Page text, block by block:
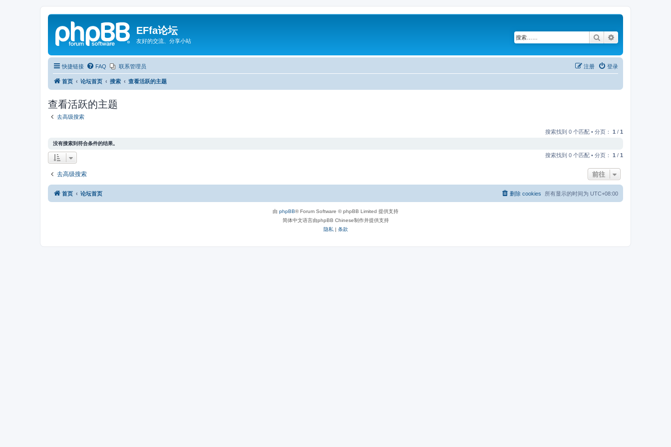
EFfa论坛
友好的交流、分享小站 搜索
快捷链接 FAQ 联系管理员 登录
注册
首页 论坛首页 搜索 查看活跃的主题
查看活跃的主题
去高级搜索
搜索找到 0 个匹配 • 分页： 1 / 1
没有搜索到符合条件的结果。
搜索找到 0 个匹配 • 分页： 1 / 1
去高级搜索 前往
首页 论坛首页 所有显示的时间为 UTC+08:00
删除 cookies
由 phpBB® Forum Software © phpBB Limited 提供支持
简体中文语言由phpBB Chinese制作并提供支持
隐私 | 条款